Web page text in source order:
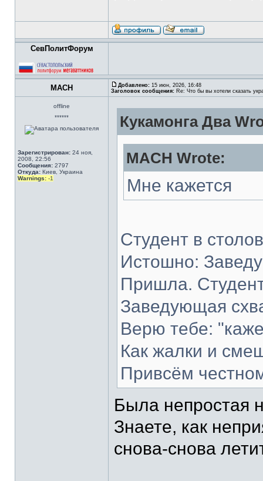
СевПолитФорум
MACH Добавлено: 15 июн, 2026, 16:48
Заголовок сообщения: Re: Что бы вы хотели сказать
offline
******
Зарегистрирован: 24 ноя,
2008, 22:56
Сообщения: 2797
Откуда: Киев, Украина
Warnings: -1
Кукамонга Два
MACH Wrote:
Мне кажется
Студент в
Истошно:
Пришла.
Заведующая
Верю тебе:
Как жалки и
Привсём
Была непростая
Знаете, как
снова-снова